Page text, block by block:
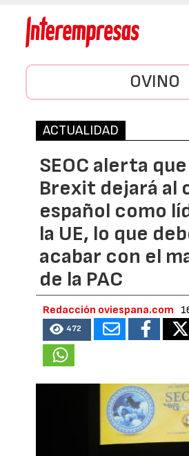
OVINO
ACTUALIDAD
SEOC alerta
Brexit dejará al
español como
la UE, lo que
acabar con el
de la PAC
Redacción oviespana.com
472